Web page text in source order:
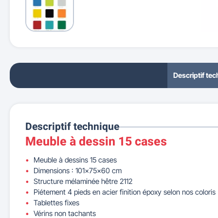
Descriptif
Descriptif technique
Meuble à dessin 15 cases
Meuble à dessins 15 cases
Dimensions : 101x75x60 cm
Structure mélaminée hêtre 2112
Piétement 4 pieds en acier finition époxy selon nos coloris
Tablettes fixes
Vérins non tachants